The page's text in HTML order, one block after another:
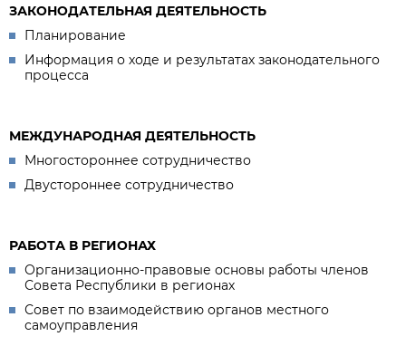
ЗАКОНОДАТЕЛЬНАЯ ДЕЯТЕЛЬНОСТЬ
Планирование
Информация о ходе и результатах законодательного
процесса
МЕЖДУНАРОДНАЯ ДЕЯТЕЛЬНОСТЬ
Многостороннее сотрудничество
Двустороннее сотрудничество
РАБОТА В РЕГИОНАХ
Организационно-правовые основы работы членов
Совета Республики в регионах
Совет по взаимодействию органов местного
самоуправления